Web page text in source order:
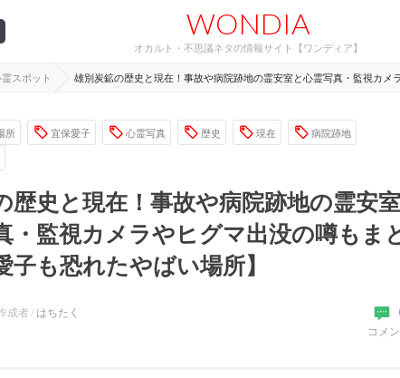
WONDIA
オカルト・不思議ネタの情報サイト【ワンディア】
スポット 雄別炭鉱の歴史と現在！事故や病院跡地の霊安室と心霊写真・監視カメ
所 宜保愛子 心霊写真 歴史 現在 病院跡地
歴史と現在！事故や病院跡地の霊安室
・監視カメラやヒグマ出没の噂もま
子も恐れたやばい場所】
コメ
成者 / はちたく